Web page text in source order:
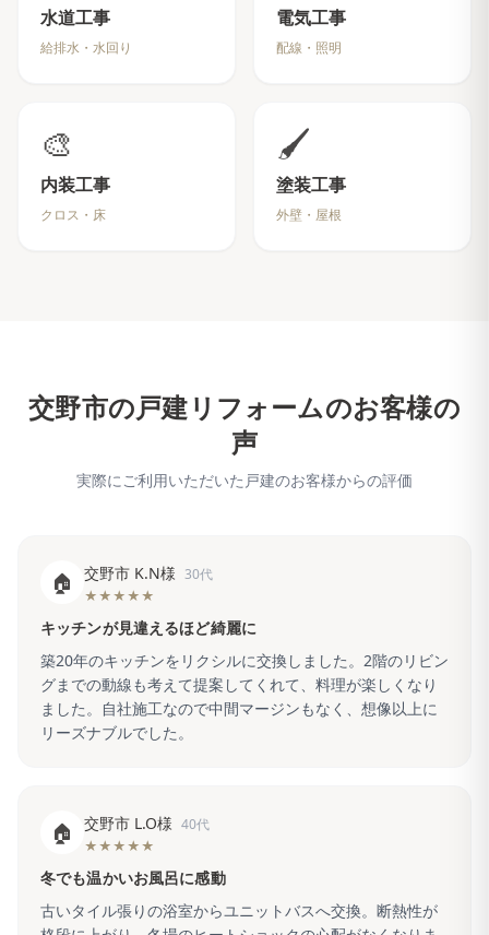
水道工事
給排水・水回り
電気工事
配線・照明
🎨
内装工事
クロス・床
🖌️
塗装工事
外壁・屋根
交野市の戸建リフォームのお客様の
声
実際にご利用いただいた戸建のお客様からの評価
🏠 交野市 K.N様 30代
★★★★★
キッチンが見違えるほど綺麗に
築20年のキッチンをリクシルに交換しました。2階のリビン
グまでの動線も考えて提案してくれて、料理が楽しくなり
ました。自社施工なので中間マージンもなく、想像以上に
リーズナブルでした。
🏠 交野市 L.O様 40代
★★★★★
冬でも温かいお風呂に感動
古いタイル張りの浴室からユニットバスへ交換。断熱性が